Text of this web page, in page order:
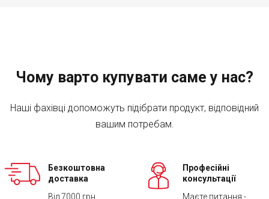
Чому варто купувати саме у нас?
Наші фахівці допоможуть підібрати продукт, відповідний
вашим потребам.
Безкоштовна
доставка
Від 7000 грн.
Професійні
консультації
Маєте питання -